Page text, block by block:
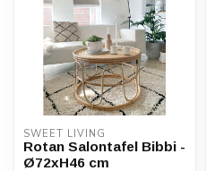
SWEET LIVING
Rotan Salontafel Bibbi -
Ø72xH46 cm